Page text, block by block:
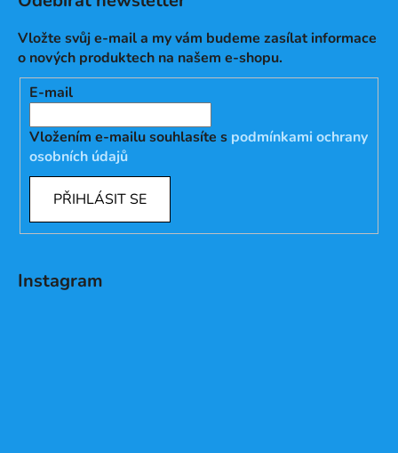
Vložte svůj e-mail a my vám budeme zasílat informace
o nových produktech na našem e-shopu.
E-mail
Vložením e-mailu souhlasíte s podmínkami ochrany
osobních údajů
PŘIHLÁSIT SE
Instagram